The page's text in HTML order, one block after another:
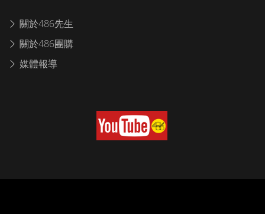
關於486先生
關於486團購
媒體報導